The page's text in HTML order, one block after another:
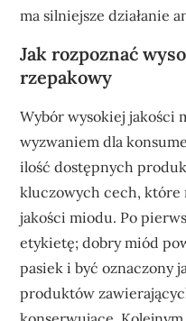
ma silniejsze działanie
Jak rozpoznać
rzepakowy
Wybór wysokiej jakości
wyzwaniem dla
ilość dostępnych
kluczowych cech, które
jakości miodu. Po
etykietę; dobry miód
pasiek i być oznaczony
produktów